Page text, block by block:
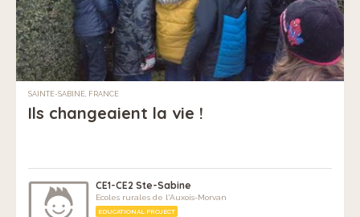
SAINTE-SABINE, FRANCE
Ils changeaient la vie !
CE1-CE2 Ste-Sabine
Ecoles rurales de l'Auxois-Morvan
EDUCATIONAL PROJECT